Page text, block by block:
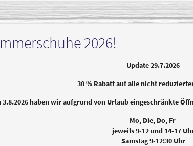
2026!
Update 29.7.2026
30 % Rabatt auf alle nicht
3.8.2026 haben wir aufgrund von Urlaub eingeschränkte
Mo, Die, Do, Fr
jeweils 9-12 und 14-17
Samstag 9-12:30 Uhr